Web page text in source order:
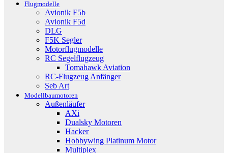
Flugmodelle
Avionik F5b
Avionik F5d
DLG
F5K Segler
Motorflugmodelle
RC Segelflugzeug
Tomahawk Aviation
RC-Flugzeug Anfänger
Seb Art
Modellbaumotoren
Außenläufer
AXi
Dualsky Motoren
Hacker
Hobbywing Platinum Motor
Multiplex